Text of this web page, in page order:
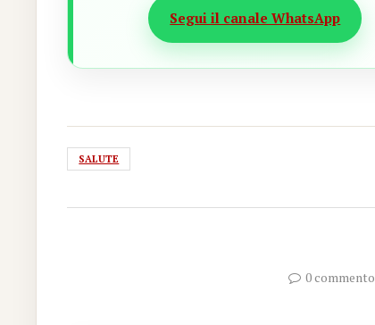
Segui il canale WhatsApp
SALUTE
0 commento